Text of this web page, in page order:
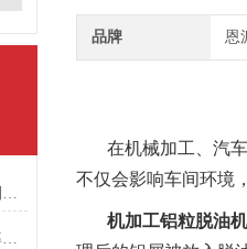
工厂区域全解析，解锁恩派特专业制造的深度密码
铁屑脱油机：提升废铁屑再利用效率的关键设备
品牌 恩
在机械加工、汽
不仅会影响车间环境
机加工铝粒脱油机